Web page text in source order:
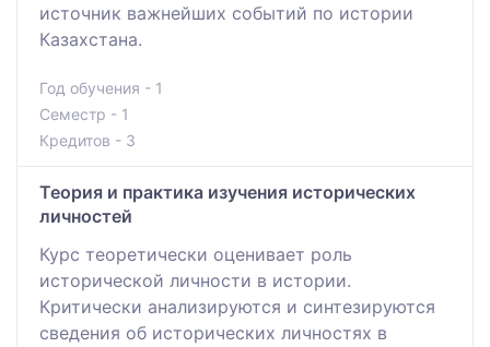
источник важнейших событий по истории
Казахстана.
Год обучения - 1
Семестр - 1
Кредитов - 3
Теория и практика изучения исторических
личностей
Курс теоретически оценивает роль
исторической личности в истории.
Критически анализируются и синтезируются
сведения об исторических личностях в